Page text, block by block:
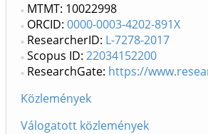
MTMT: 10022998
ORCID: 0000-0003-4202-891X
ResearcherID: L-7278-2017
Scopus ID: 22034152200
ResearchGate: https://
Közlemények
Válogatott közlemények